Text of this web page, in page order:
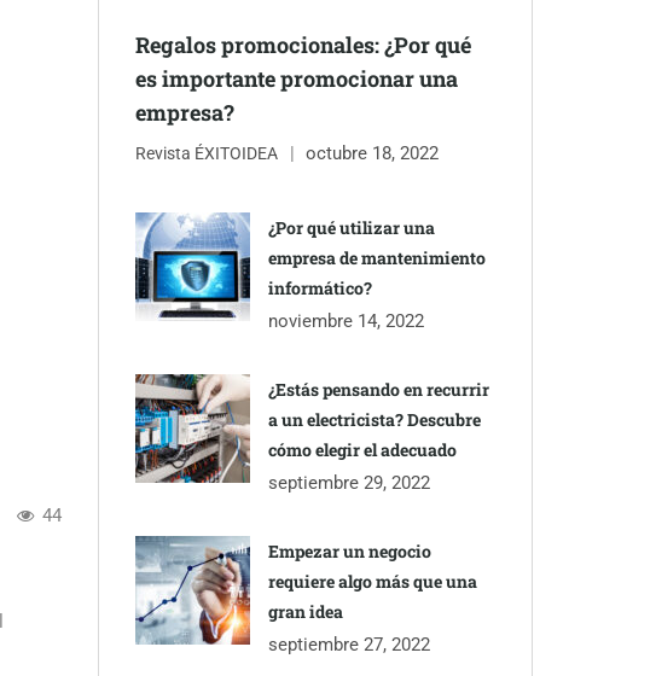
44
Regalos promocionales: ¿Por qué
es importante promocionar una
empresa?
Revista ÉXITOIDEA octubre 18, 2022
¿Por qué utilizar una
empresa de mantenimiento
informático?
noviembre 14, 2022
¿Estás pensando en recurrir
a un electricista? Descubre
cómo elegir el adecuado
septiembre 29, 2022
Empezar un negocio
requiere algo más que una
gran idea
septiembre 27, 2022